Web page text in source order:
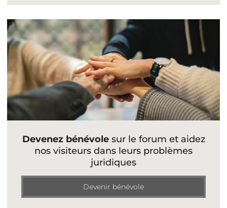
Devenez bénévolesur le forum et aidez
nos visiteurs dans leurs problèmes
juridiques
Devenir bénévole